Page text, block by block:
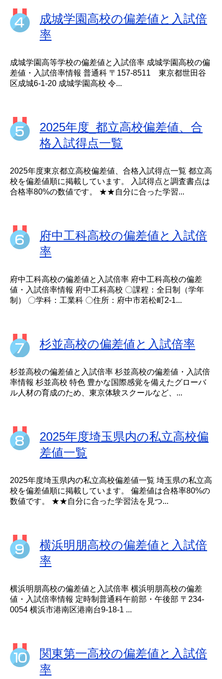
成城学園高校の偏差値と入試倍
率
成城学園高等学校の偏差値と入試倍率 成城学園高校の偏
差値・入試倍率情報 普通科 〒157-8511 東京都世田谷
区成城6-1-20 成城学園高校 令...
2025年度_都立高校偏差値、合
格入試得点一覧
2025年度東京都立高校偏差値、合格入試得点一覧 都立高
校を偏差値順に掲載しています。 入試得点と調査書点は
合格率80%の数値です。 ★★自分に合った学習...
府中工科高校の偏差値と入試倍
率
府中工科高校の偏差値と入試倍率 府中工科高校の偏差
値・入試倍率情報 府中工科高校 〇課程：全日制（学年
制） 〇学科：工業科 〇住所：府中市若松町2-1...
杉並高校の偏差値と入試倍率
杉並高校の偏差値と入試倍率 杉並高校の偏差値・入試倍
率情報 杉並高校 特色 豊かな国際感覚を備えたグローバ
ル人材の育成のため、東京体験スクールなど、...
2025年度埼玉県内の私立高校偏
差値一覧
2025年度埼玉県内の私立高校偏差値一覧 埼玉県の私立高
校を偏差値順に掲載しています。 偏差値は合格率80%の
数値です。 ★★自分に合った学習法を見つ...
横浜明朋高校の偏差値と入試倍
率
横浜明朋高校の偏差値と入試倍率 横浜明朋高校の偏差
値・入試倍率情報 定時制普通科午前部・午後部 〒234-
0054 横浜市港南区港南台9-18-1 ...
関東第一高校の偏差値と入試倍
率